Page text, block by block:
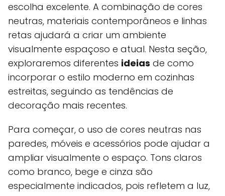
escolha excelente. A combinação de cores
neutras, materiais contemporâneos e linhas
retas ajudará a criar um ambiente
visualmente espaçoso e atual. Nesta seção,
exploraremos diferentes ideias de como
incorporar o estilo moderno em cozinhas
estreitas, seguindo as tendências de
decoração mais recentes.
Para começar, o uso de cores neutras nas
paredes, móveis e acessórios pode ajudar a
ampliar visualmente o espaço. Tons claros
como branco, bege e cinza são
especialmente indicados, pois refletem a luz,